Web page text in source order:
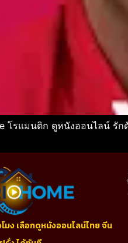
โรแมนติก ดูหนังออนไลน์ รั
มง เลือกดูหนังออนไลน์ไทย จีน